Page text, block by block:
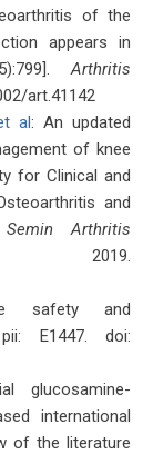
of the
appears in
Arthritis
art.41142
al: An updated
of knee
for Clinical and
and
Semin Arthritis
2019.
safety and
E1447. doi:
glucosamine-
international
of the literature